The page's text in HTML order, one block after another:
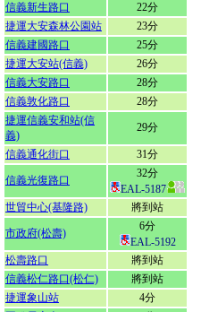
信義新生路口
22分
捷運大安森林公園站
23分
信義建國路口
25分
捷運大安站(信義)
26分
信義大安路口
28分
信義敦化路口
28分
捷運信義安和站(信
義)
29分
信義通化街口 31分
信義光復路口
32分
EAL-5187
世貿中心(基隆路)
將到站
市政府(松壽)
6分
EAL-5192
松壽路口
將到站
信義松仁路口(松仁)
將到站
捷運象山站
4分